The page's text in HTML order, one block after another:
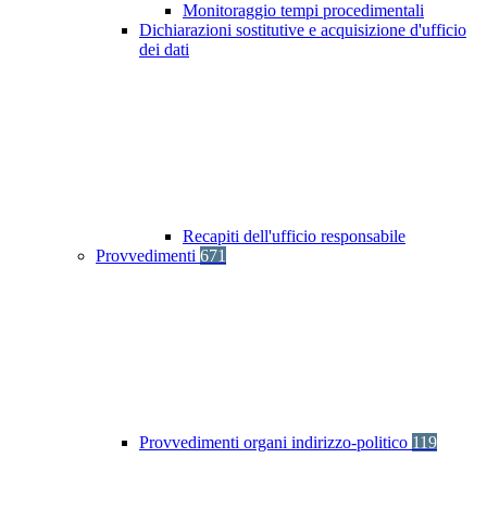
Monitoraggio tempi procedimentali
Dichiarazioni sostitutive e acquisizione d'ufficio
dei dati
Recapiti dell'ufficio responsabile
Provvedimenti 671
Provvedimenti organi indirizzo-politico 119